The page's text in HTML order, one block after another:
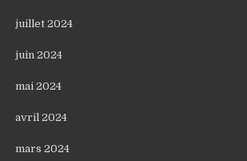
juillet 2024
juin 2024
mai 2024
avril 2024
mars 2024